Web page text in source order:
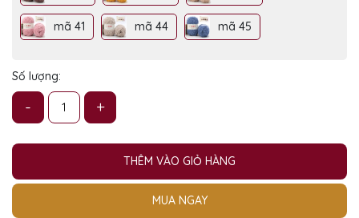
mã 41 mã 44 mã 45
Số lượng:
- +
THÊM VÀO GIỎ HÀNG
MUA NGAY